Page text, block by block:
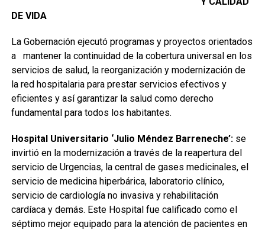
DE VIDA
La Gobernación ejecutó programas y proyectos orientados
a mantener la continuidad de la cobertura universal en los
servicios de salud, la reorganización y modernización de
la red hospitalaria para prestar servicios efectivos y
eficientes y así garantizar la salud como derecho
fundamental para todos los habitantes.
Hospital Universitario ‘Julio Méndez Barreneche’: se
invirtió en la modernización a través de la reapertura del
servicio de Urgencias, la central de gases medicinales, el
servicio de medicina hiperbárica, laboratorio clínico,
servicio de cardiología no invasiva y rehabilitación
cardíaca y demás. Este Hospital fue calificado como el
séptimo mejor equipado para la atención de pacientes en